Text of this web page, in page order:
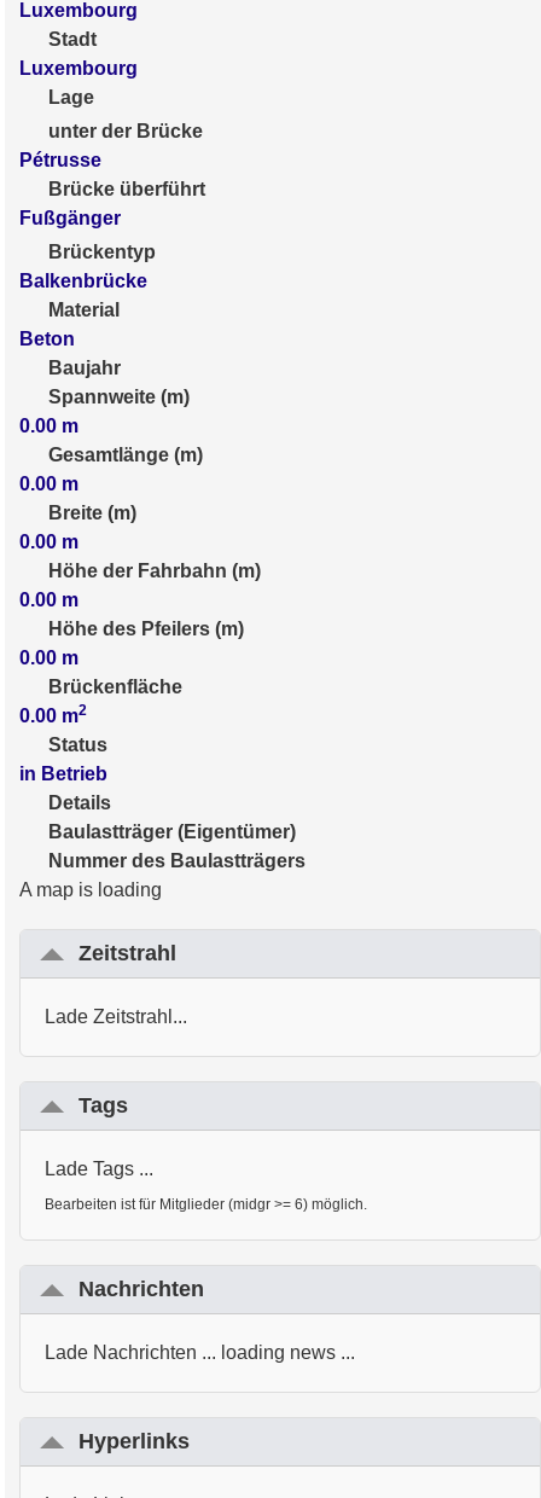
Luxembourg
Stadt
Luxembourg
Lage
unter der Brücke
Pétrusse
Brücke überführt
Fußgänger
Brückentyp
Balkenbrücke
Material
Beton
Baujahr
Spannweite (m)
0.00 m
Gesamtlänge (m)
0.00 m
Breite (m)
0.00 m
Höhe der Fahrbahn (m)
0.00 m
Höhe des Pfeilers (m)
0.00 m
Brückenfläche
0.00 m2
Status
in Betrieb
Details
Baulastträger (Eigentümer)
Nummer des Baulastträgers
A map is loading
Zeitstrahl
Lade Zeitstrahl...
Tags
Lade Tags ...
Bearbeiten ist für Mitglieder (midgr >= 6) möglich.
Nachrichten
Lade Nachrichten ... loading news ...
Hyperlinks